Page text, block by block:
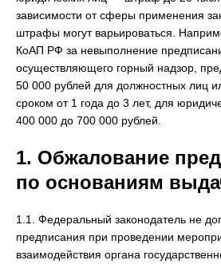
зависимости от сферы применения
штрафы могут варьироваться.
КоАП РФ за невыполнение
осуществляющего горный надзор,
50 000 рублей для должностных лиц
сроком от 1 года до 3 лет, для
400 000 до 700 000 рублей.
1. Обжалование
по основаниям
1.1. Федеральный законодатель не
предписания при проведении
взаимодействия органа